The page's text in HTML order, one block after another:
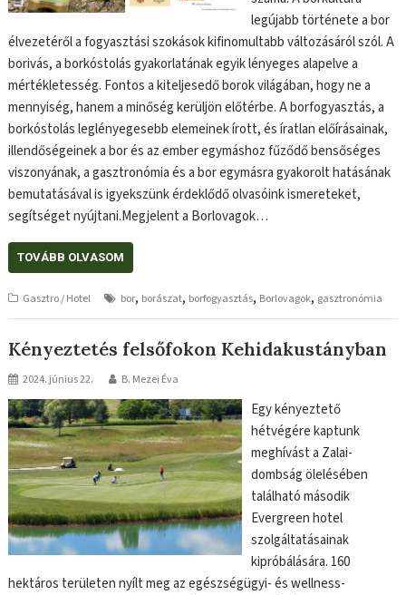
legújabb története a bor
élvezetéről a fogyasztási szokások kifinomultabb változásáról szól. A
borivás, a borkóstolás gyakorlatának egyik lényeges alapelve a
mértékletesség. Fontos a kiteljesedő borok világában, hogy ne a
mennyiség, hanem a minőség kerüljön előtérbe. A borfogyasztás, a
borkóstolás leglényegesebb elemeinek írott, és íratlan előírásainak,
illendőségeinek a bor és az ember egymáshoz fűződő bensőséges
viszonyának, a gasztronómia és a bor egymásra gyakorolt hatásának
bemutatásával is igyekszünk érdeklődő olvasóink ismereteket,
segítséget nyújtani.Megjelent a Borlovagok…
TOVÁBB OLVASOM
Gasztro / Hotel bor, borászat, borfogyasztás, Borlovagok, gasztronómia
Kényeztetés felsőfokon Kehidakustányban
2024. június 22. B. Mezei Éva
Egy kényeztető
hétvégére kaptunk
meghívást a Zalai-
dombság ölelésében
található második
Evergreen hotel
szolgáltatásainak
kipróbálására. 160
hektáros területen nyílt meg az egészségügyi- és wellness-